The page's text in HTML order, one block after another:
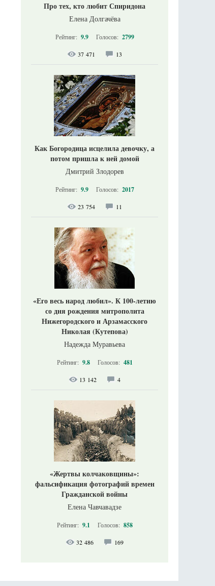
Про тех, кто любит Спиридона
Елена Долгачёва
Рейтинг: 9.9 Голосов: 2799
37 471 13
Как Богородица исцелила девочку, а
потом пришла к ней домой
Дмитрий Злодорев
Рейтинг: 9.9 Голосов: 2017
23 754 11
«Его весь народ любил». К 100-летию
со дня рождения митрополита
Нижегородского и Арзамасского
Николая (Кутепова)
Надежда Муравьева
Рейтинг: 9.8 Голосов: 481
13 142 4
«Жертвы колчаковщины»:
фальсификация фотографий времен
Гражданской войны
Елена Чавчавадзе
Рейтинг: 9.1 Голосов: 858
32 486 169